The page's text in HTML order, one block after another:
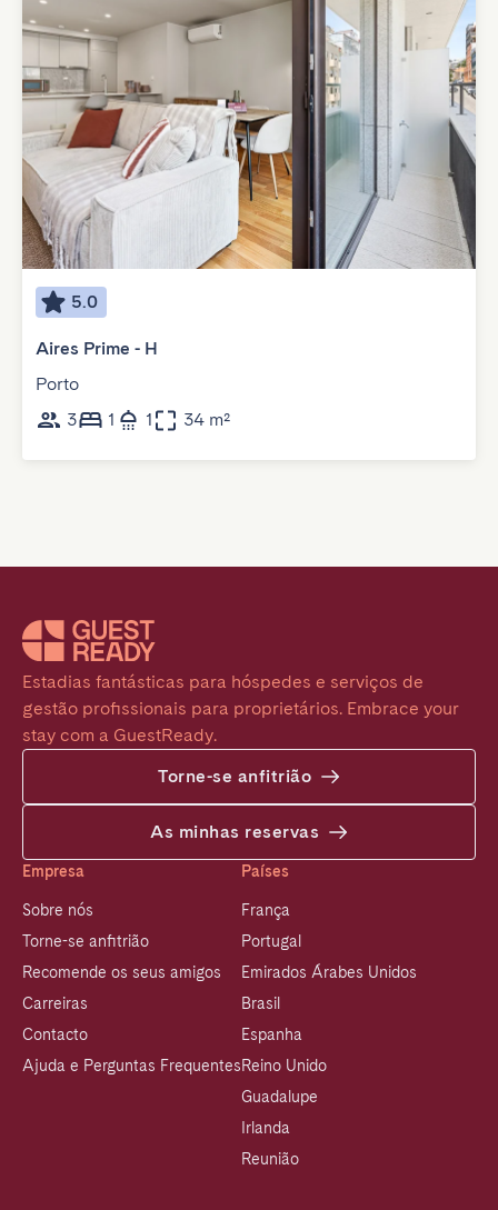
5.0
Aires Prime - H
Porto
3
1 1 34 m²
Estadias fantásticas para hóspedes e serviços de
gestão profissionais para proprietários. Embrace your
stay com a GuestReady.
Torne-se anfitrião
As minhas reservas
Empresa
Sobre nós
Torne-se anfitrião
Recomende os seus amigos
Carreiras
Contacto
Ajuda e Perguntas Frequentes
Países
França
Portugal
Emirados Árabes Unidos
Brasil
Espanha
Reino Unido
Guadalupe
Irlanda
Reunião